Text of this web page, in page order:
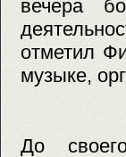
вечера
отметил
музыке,
До